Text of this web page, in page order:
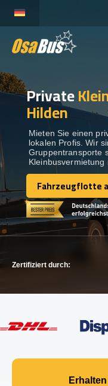
content
BUSVERMIETUNG
REISEZIELE
FLOTTE
KONTAKTIEREN
KONTAKTIEREN
Private
Hilden
Mieten Sie einen
lokalen Profis. Wir
Gruppentransporte
Fahrzeugflotte
Fahrzeugflotte
Zertifiziert durch: